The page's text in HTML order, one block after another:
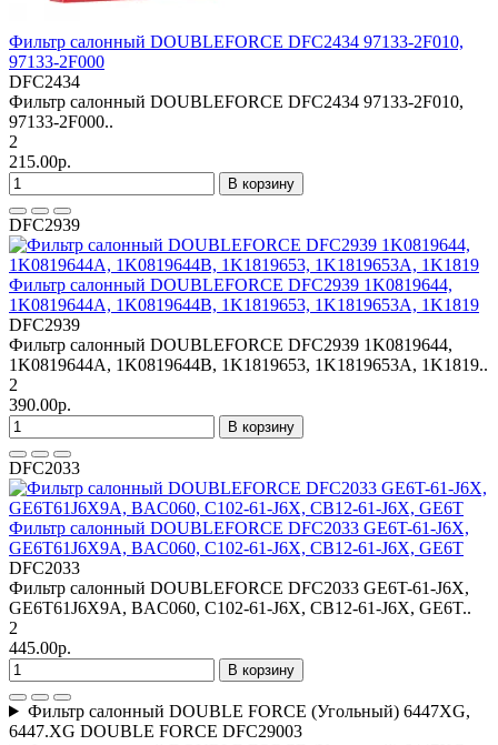
Фильтр салонный DOUBLEFORCE DFC2434 97133-2F010,
97133-2F000
DFC2434
Фильтр салонный DOUBLEFORCE DFC2434 97133-2F010,
97133-2F000..
2
215.00р.
В корзину
DFC2939
Фильтр салонный DOUBLEFORCE DFC2939 1K0819644,
1K0819644A, 1K0819644B, 1K1819653, 1K1819653A, 1K1819
DFC2939
Фильтр салонный DOUBLEFORCE DFC2939 1K0819644,
1K0819644A, 1K0819644B, 1K1819653, 1K1819653A, 1K1819..
2
390.00р.
В корзину
DFC2033
Фильтр салонный DOUBLEFORCE DFC2033 GE6T-61-J6X,
GE6T61J6X9A, BAC060, C102-61-J6X, CB12-61-J6X, GE6T
DFC2033
Фильтр салонный DOUBLEFORCE DFC2033 GE6T-61-J6X,
GE6T61J6X9A, BAC060, C102-61-J6X, CB12-61-J6X, GE6T..
2
445.00р.
В корзину
Фильтр салонный DOUBLE FORCE (Угольный) 6447XG,
6447.XG DOUBLE FORCE DFC29003